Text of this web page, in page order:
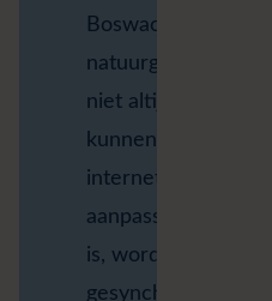
Boswachters
natuurgebieden
niet altijd
kunnen zij
internetverbinding
aanpassen. Zodra
is, worden de
gesynchroniseerd